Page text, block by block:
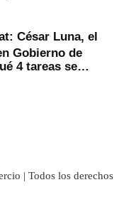
César Luna, el
Gobierno de
4 tareas se
| Todos los derechos